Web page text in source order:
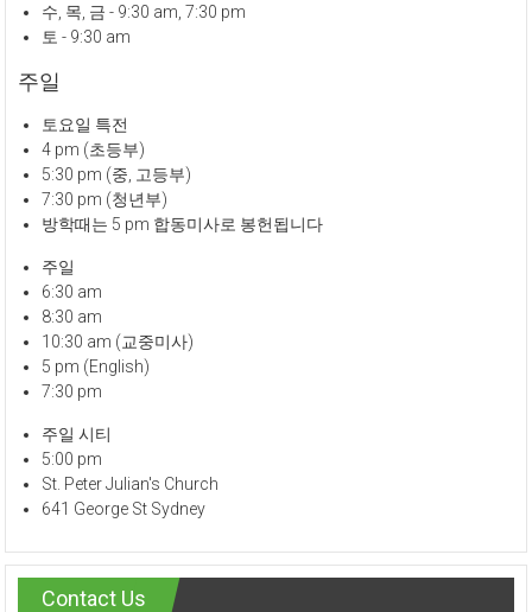
수, 목, 금 - 9:30 am, 7:30 pm
토 - 9:30 am
주일
토요일 특전
4 pm (초등부)
5:30 pm (중, 고등부)
7:30 pm (청년부)
방학때는 5 pm 합동미사로 봉헌됩니다
주일
6:30 am
8:30 am
10:30 am (교중미사)
5 pm (English)
7:30 pm
주일 시티
5:00 pm
St. Peter Julian's Church
641 George St Sydney
Contact Us